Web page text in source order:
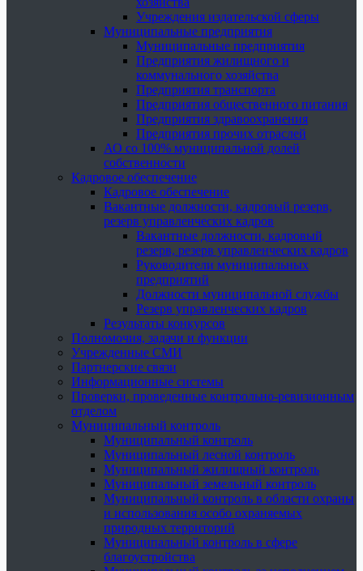
Учреждения издательской сферы
Муниципальные предприятия
Муниципальные предприятия
Предприятия жилищного и
коммунального хозяйства
Предприятия транспорта
Предприятия общественного питания
Предприятия здравоохранения
Предприятия прочих отраслей
АО со 100% муниципальной долей
собственности
Кадровое обеспечение
Кадровое обеспечение
Вакантные должности, кадровый резерв,
резерв управленческих кадров
Вакантные должности, кадровый
резерв, резерв управленческих кадров
Руководители муниципальных
предприятий
Должности муниципальной службы
Резерв управленческих кадров
Результаты конкурсов
Полномочия, задачи и функции
Учрежденные СМИ
Партнерские связи
Информационные системы
Проверки, проведенные контрольно-ревизионным
отделом
Муниципальный контроль
Муниципальный контроль
Муниципальный лесной контроль
Муниципальный жилищный контроль
Муниципальный земельный контроль
Муниципальный контроль в области охраны
и использования особо охраняемых
природных территорий
Муниципальный контроль в сфере
благоустройства